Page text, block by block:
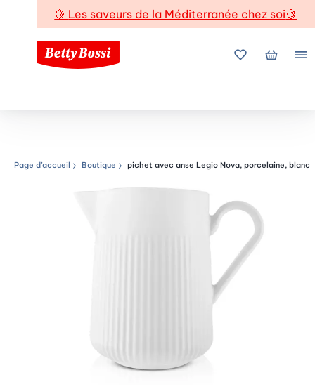
🍋 Les saveurs de la Méditerranée chez soi🍋
Mes favoris
Mon
Chemin de navigation
Page d’accueil Boutique pichet avec anse Legio Nova, porcelaine, blanc